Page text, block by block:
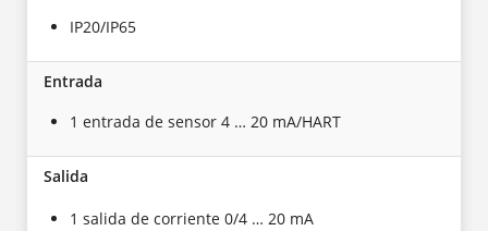
IP20/IP65
Entrada
1 entrada de sensor 4 … 20 mA/HART
Salida
1 salida de corriente 0/4 … 20 mA